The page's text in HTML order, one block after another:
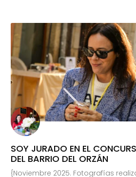
SOY JURADO EN EL
DEL BARRIO DEL ORZÁN
{Noviembre 2025. Fotografías